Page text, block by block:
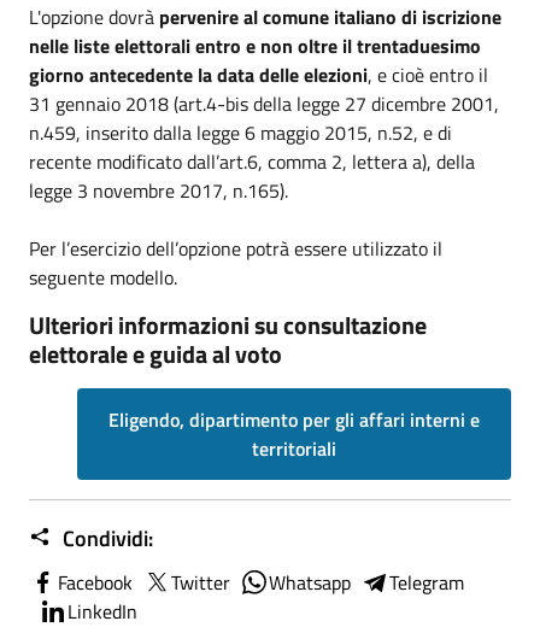
L'opzione dovrà pervenire al comune italiano di iscrizione
nelle liste elettorali entro e non oltre il trentaduesimo
giorno antecedente la data delle elezioni, e cioè entro il
31 gennaio 2018 (art.4-bis della legge 27 dicembre 2001,
n.459, inserito dalla legge 6 maggio 2015, n.52, e di
recente modificato dall’art.6, comma 2, lettera a), della
legge 3 novembre 2017, n.165).
Per l’esercizio dell’opzione potrà essere utilizzato il
seguente modello.
Ulteriori informazioni su consultazione
elettorale e guida al voto
Eligendo, dipartimento per gli affari interni e
territoriali
Condividi:
Facebook Twitter Whatsapp
Telegram
LinkedIn